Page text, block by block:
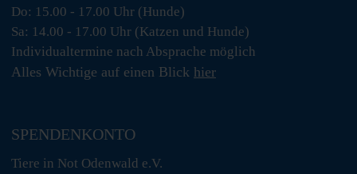
Do: 15.00 - 17.00 Uhr (Hunde)
Sa: 14.00 - 17.00 Uhr (Katzen und Hunde)
Individualtermine nach Absprache möglich
Alles Wichtige auf einen Blick hier
SPENDENKONTO
Tiere in Not Odenwald e.V.